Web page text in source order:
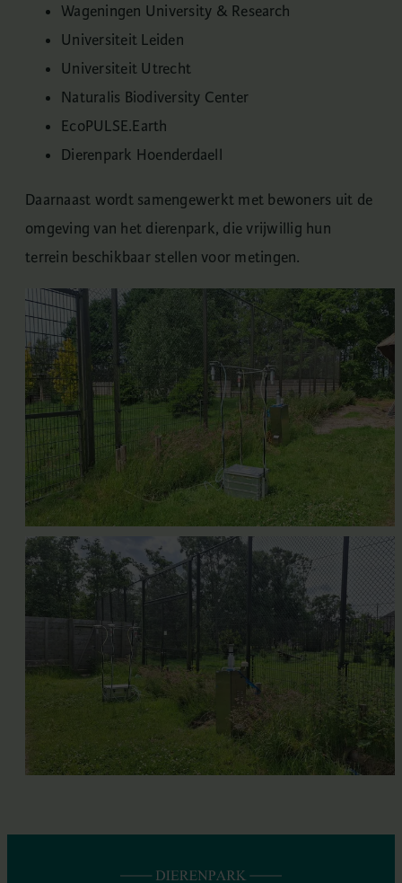
Wageningen University & Research
Universiteit Leiden
Universiteit Utrecht
Naturalis Biodiversity Center
EcoPULSE.Earth
Dierenpark Hoenderdaell
Daarnaast wordt samengewerkt met bewoners uit de
omgeving van het dierenpark, die vrijwillig hun
terrein beschikbaar stellen voor metingen.